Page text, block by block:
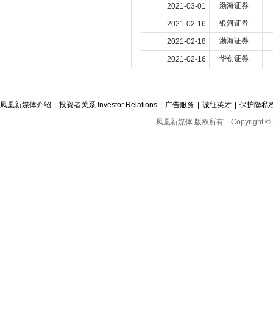
2021-03-01 渤海证券
2021-02-16 银河证券
2021-02-18 渤海证券
2021-02-16 华创证券
凤凰新媒体介绍 投资者关系 Investor Relations 广告服务 诚征英才
保护隐私
凤凰新媒体 版权所有 Copyright ©